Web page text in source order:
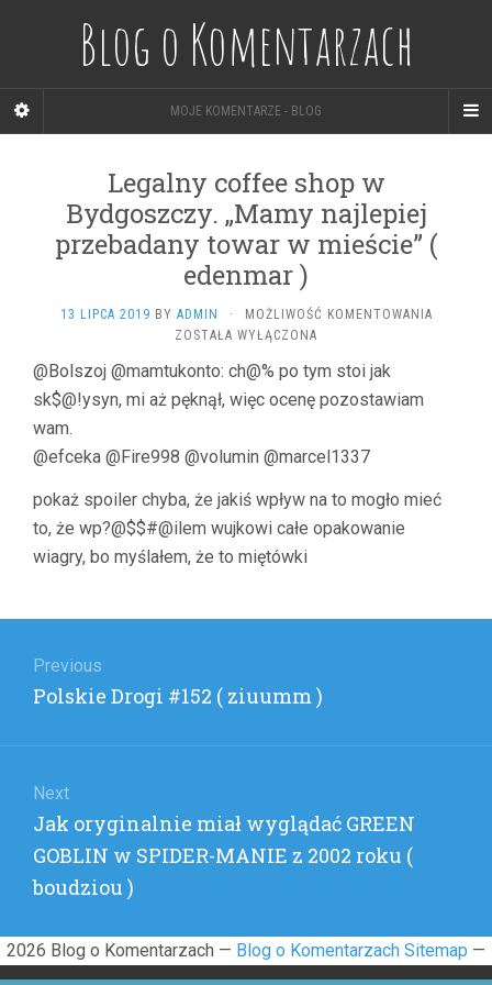
Blog o Komentarzach
MOJE KOMENTARZE - BLOG
Legalny coffee shop w
Bydgoszczy. „Mamy najlepiej
przebadany towar w mieście” (
edenmar )
13 LIPCA 2019 BY ADMIN · MOŻLIWOŚĆ KOMENTOWANIALEGALNY
W
ZOSTAŁA WYŁĄCZONA
@Bolszoj @mamtukonto: ch@% po tym stoi jak
sk$@!ysyn, mi aż pęknął, więc ocenę pozostawiam
wam.
@efceka @Fire998 @volumin @marcel1337
pokaż spoiler chyba, że jakiś wpływ na to mogło mieć
to, że wp?@$$#@ilem wujkowi całe opakowanie
wiagry, bo myślałem, że to miętówki
wpisu
Previous
Previous
Polskie Drogi #152 ( ziuumm )
Next
Next
post:
Jak oryginalnie miał wyglądać GREEN
GOBLIN w SPIDER-MANIE z 2002 roku (
boudziou )
2026 Blog o Komentarzach — Blog o Komentarzach Sitemap —